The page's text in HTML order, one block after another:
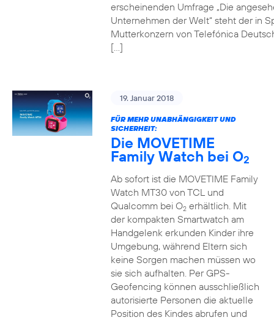
erscheinenden Umfrage „Die
Unternehmen der Welt“ steht der in
Mutterkonzern von Telefónica
[…]
19. Januar 2018
FÜR MEHR UNABHÄNGIGKEIT UND
SICHERHEIT:
Die MOVETIME
Family Watch bei O2
Ab sofort ist die MOVETIME Family
Watch MT30 von TCL und
Qualcomm bei O2erhältlich. Mit
der kompakten Smartwatch am
Handgelenk erkunden Kinder ihre
Umgebung, während Eltern sich
keine Sorgen machen müssen wo
sie sich aufhalten. Per GPS-
Geofencing können ausschließlich
autorisierte Personen die aktuelle
Position des Kindes abrufen und